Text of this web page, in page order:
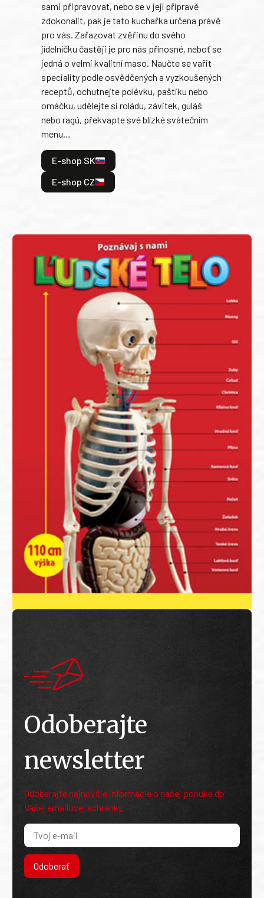
sami připravovat, nebo se v její přípravě
zdokonalit, pak je tato kuchařka určena právě
pro vás. Zařazovat zvěřinu do svého
jídelníčku častěji je pro nás přínosné, neboť se
jedná o velmi kvalitní maso. Naučte se vařit
speciality podle osvědčených a vyzkoušených
receptů, ochutnejte polévku, paštiku nebo
omáčku, udělejte si roládu, závitek, guláš
nebo ragú, překvapte své blízké svátečním
menu…
E-shop SK
E-shop CZ
Odoberajte
newsletter
Odoberajte najnovšie informácie o našej ponuke do
Vašej emailovej schránky.
Odoberať